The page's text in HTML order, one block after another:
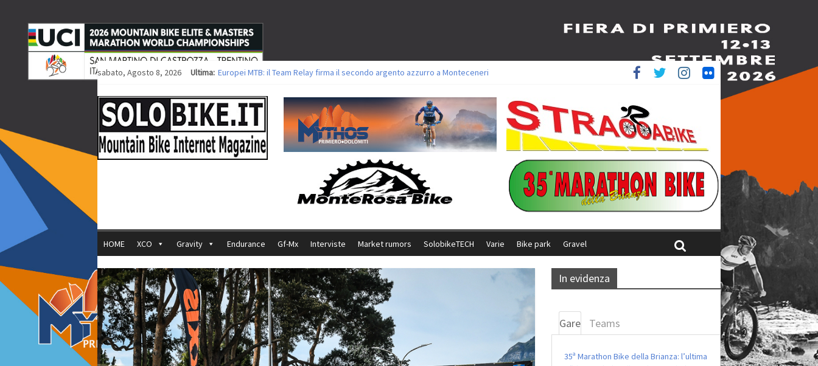
sabato, Agosto 8, 2026 Ultima: Europei MTB: il Team Relay firma il secondo argento azzurro a Monteceneri
Europei XCO: titoli a Aldridge, Frei e Hutter. Argento per Zanotti tra gli Elite. Corvi fora ed è 4^
Europei XCO: vittorie per Ghibaudo, Grossmann e Gallis. Signorelli 5^ la migliore tra gli italiani
35ª Marathon Bike della Brianza: l’ultima sfida agonistica di una leggendaria storia
HOME XCO Gravity Endurance Gf-Mx Interviste Market rumors SolobikeTECH Varie Bike park Gravel
In evidenza
Gare Teams
35ª Marathon Bike della Brianza: l’ultima